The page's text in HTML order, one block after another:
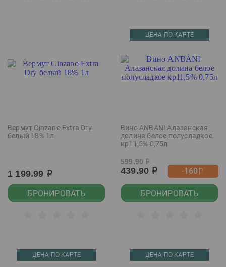
Вермут Cinzano Extra Dry
белый 18% 1л
1 199.99 р
БРОНИРОВАТЬ
ЦЕНА ПО КАРТЕ
Вино ANBANI Алазанская
долина белое полусладкое
кр11,5% 0,75л
599.90 р
439.90 р -160р
БРОНИРОВАТЬ
ЦЕНА ПО КАРТЕ ЦЕНА ПО КАРТЕ